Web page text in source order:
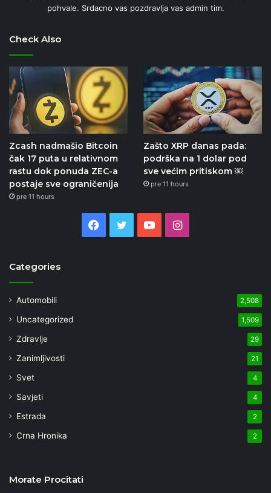
pohvale. Srdacno vas pozdravlja vas admin tim.
Check Also
Zcash nadmašio Bitcoin
čak 17 puta u relativnom
rastu dok ponuda ZEC-a
postaje sve ograničenija
pre 11 hours
Zašto XRP danas pada:
podrška na 1 dolar pod
sve većim pritiskom ￼
pre 11 hours
Facebook
TwitterYouTubeInstagram
Categories
Automobili 2,508
Uncategorized 1,509
Zdravlje 29
Zanimljivosti 21
Svet 4
Savjeti 4
Estrada 2
Crna Hronika 2
Morate Procitati